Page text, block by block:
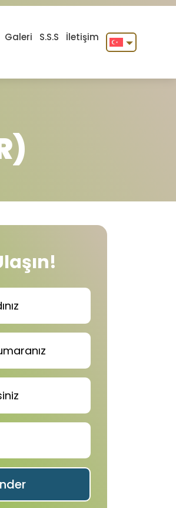
Galeri S.S.S İletişim